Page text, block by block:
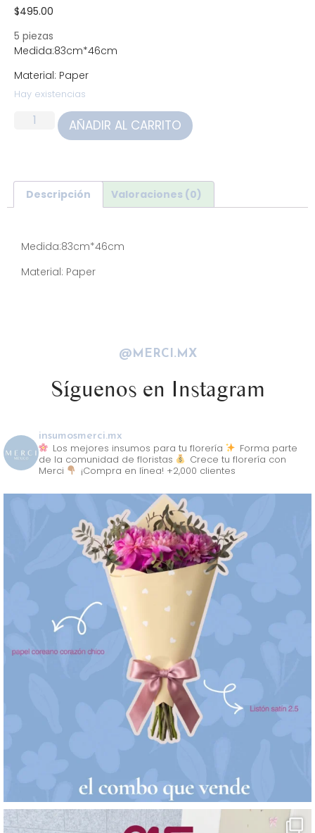
$495.00
5 piezas
Medida:83cm*46cm
Material: Paper
Hay existencias
AÑADIR AL CARRITO
Descripción Valoraciones (0)
Medida:83cm*46cm
Material: Paper
@MERCI.MX
Síguenos en Instagram
insumosmerci.mx
Los mejores insumos para tu florería
Forma parte
de la comunidad de floristas
Crece tu florería con
Merci
¡Compra en línea! +2,000 clientes